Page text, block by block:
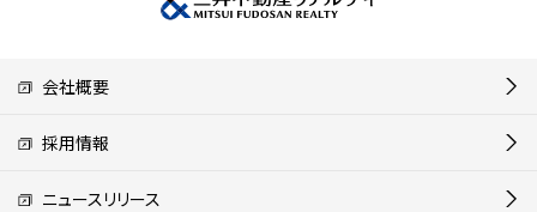
会社概要
採用情報
ニュースリリース